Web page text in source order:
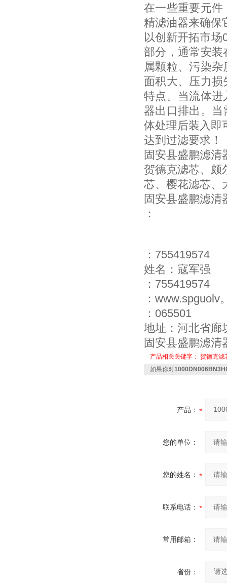
在一些重要元
精滤油器来确保
以创新开拓市
部分，通常安
属颗粒、污染
面积大、压力
特点。当流体
器出口排出。
体处理后装入即
达到过滤要求！
固安县盛鹏滤
贺德克滤芯、颇
芯、樱花滤芯、
固安县盛鹏滤清
：
：755419574
姓名：寇军强
：755419574
：www.spguolv
：065501
地址：河北省廊
固安县盛鹏滤清
产品相关关键字： 贺德克滤
如果你对
产品：
您的单位：
您的姓名：
联系电话：
常用邮箱：
省份：